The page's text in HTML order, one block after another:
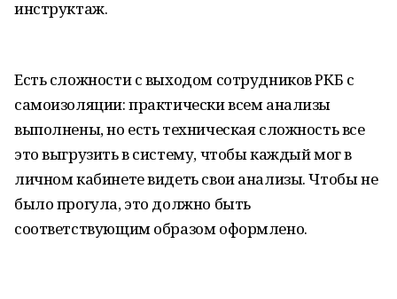
инструктаж.
Есть сложности с выходом сотрудников РКБ с
самоизоляции: практически всем анализы
выполнены, но есть техническая сложность все
это выгрузить в систему, чтобы каждый мог в
личном кабинете видеть свои анализы. Чтобы не
было прогула, это должно быть
соответствующим образом оформлено.